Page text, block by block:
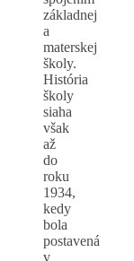
základnej
a
materskej
školy.
História
školy
siaha
však
až
do
roku
1934,
kedy
bola
postavená
v